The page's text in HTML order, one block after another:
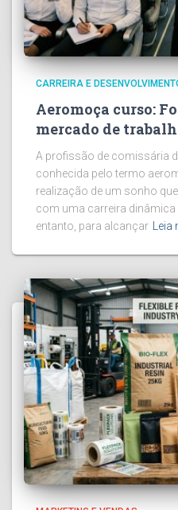
CARREIRA E
Aeromoça curso:
mercado de
A profissão de comissária
conhecida pelo termo
realização de um sonho
com uma carreira
entanto, para alcançar Leia